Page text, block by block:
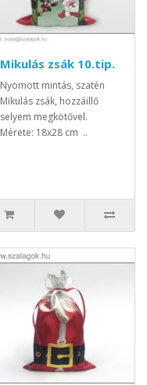
Mikulás zsák 10.tip.
Nyomott mintás, szatén
Mikulás zsák, hozzáillő
selyem megkötővel.
Mérete: 18x28 cm ..